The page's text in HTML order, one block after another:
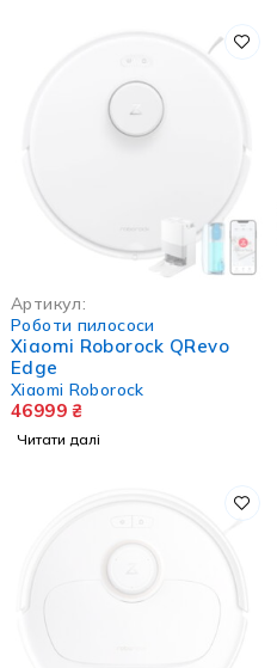
Артикул:
Роботи пилососи
Xiaomi Roborock QRevo
Edge
Xiaomi Roborock
46999₴
Читати далі